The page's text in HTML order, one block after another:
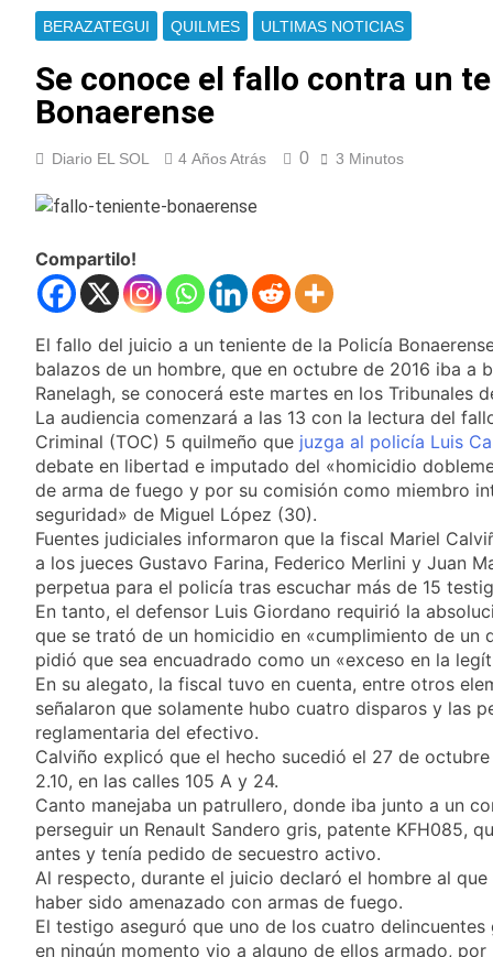
llegada del papa León
XIV a la Argentina
Rosario Central vs.
Corinthians: ¡No te
duelo por la Copa
5 Horas Atrás
Aldo Sessa, una vida
convirtió la mirada en
memoria
Messi sigue en
habría disparado
durante los
incidentes frente al
Congreso
6 Horas Atrás
La Justicia pidió a
justifique su
patrimonio en una
causa por presunto
enriquecimiento
ilícito
7 Horas Atrás
Alerta por frío
extremo en Buenos
Aires: cómo estará el
tiempo este lunes y
cuándo comenzará a
aflojar el frío
7 Horas Atrás
Quilmes: detuvieron a
una mujer por
intentar ingresar
droga a una cárcel
escondida en la ropa
de su hija
18 Horas Atrás
El peronismo
recupera aire en el
Senado frente a los
errores libertarios
20 Horas Atrás
Una camioneta de
mudanzas casi cae al
arroyo en Bernal
Oeste
20 Horas Atrás
Secuestraron 11
vehículos durante un
operativo de tránsito
20 Horas Atrás
argentino en Brasil
llegó para reunirse
con Quirno
20 Horas Atrás
Quilmes lo dejó
escapar y empató 1 a
1 con Almagro
20 Horas Atrás
Las ventas
minoristas cayeron
3,8% en julio
21 Horas Atrás
BERAZATEGUI QUILMES ULTIMAS NOTICIAS
Se conoce el fallo contra un
Bonaerense
Diario EL SOL 4 Años Atrás 0 3 Minutos
Compartilo!
El fallo del juicio a un teniente de la Policía
balazos de un hombre, que en octubre de 2016 iba a
Ranelagh, se conocerá este martes en los Tribunales
La audiencia comenzará a las 13 con la lectura del
Criminal (TOC) 5 quilmeño que juzga al policía Luis
debate en libertad e imputado del «homicidio
de arma de fuego y por su comisión como miembro
seguridad» de Miguel López (30).
Fuentes judiciales informaron que la fiscal Mariel
a los jueces Gustavo Farina, Federico Merlini y Juan
perpetua para el policía tras escuchar más de 15
En tanto, el defensor Luis Giordano requirió la
que se trató de un homicidio en «cumplimiento de un
pidió que sea encuadrado como un «exceso en la
En su alegato, la fiscal tuvo en cuenta, entre otros
señalaron que solamente hubo cuatro disparos y las
reglamentaria del efectivo.
Calviño explicó que el hecho sucedió el 27 de
2.10, en las calles 105 A y 24.
Canto manejaba un patrullero, donde iba junto a un
perseguir un Renault Sandero gris, patente KFH085,
antes y tenía pedido de secuestro activo.
Al respecto, durante el juicio declaró el hombre al
haber sido amenazado con armas de fuego.
El testigo aseguró que uno de los cuatro
en ningún momento vio a alguno de ellos armado,